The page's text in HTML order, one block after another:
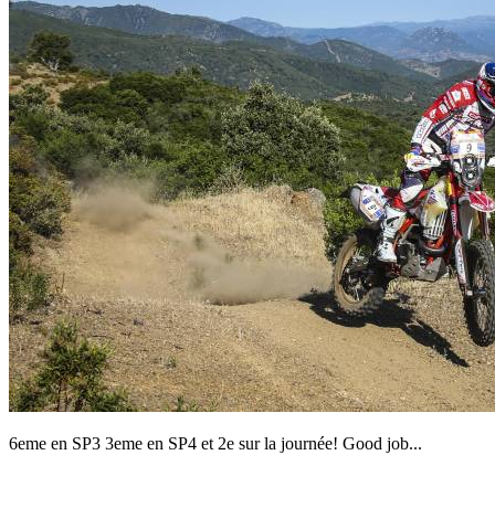
6eme en SP3 3eme en SP4 et 2e sur la journée! Good job...